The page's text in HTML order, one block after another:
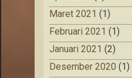
Maret 2021 (1)
Februari 2021 (1)
Januari 2021 (2)
Desember 2020 (1)